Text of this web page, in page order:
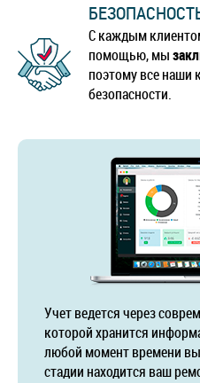
С каждым
помощью, мы
поэтому все наши
безопасности.
Учет ведется через
которой хранится
любой момент времени
стадии находится ваш